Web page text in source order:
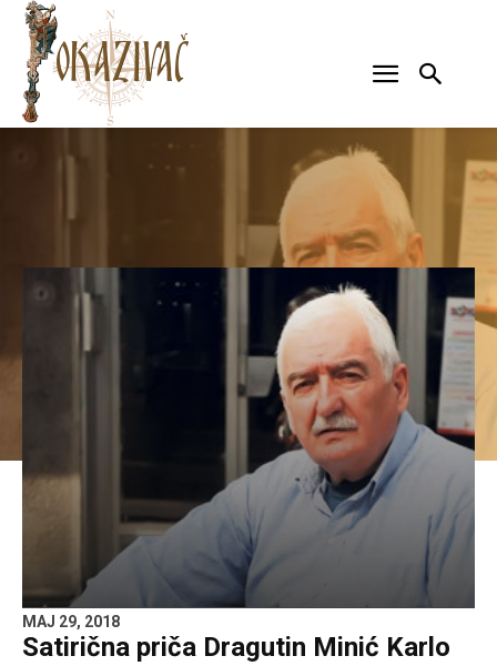
MAJ 29, 2018
Satirična priča Dragutin Minić Karlo